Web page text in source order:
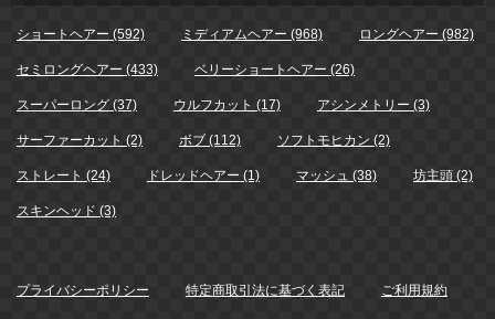
ショートヘアー (592) ミディアムヘアー (968) ロングヘアー (982)
セミロングヘアー (433) ベリーショートヘアー (26)
スーパーロング (37) ウルフカット (17) アシンメトリー (3)
サーファーカット (2) ボブ (112) ソフトモヒカン (2)
ストレート (24) ドレッドヘアー (1) マッシュ (38) 坊主頭 (2)
スキンヘッド (3)
プライバシーポリシー 特定商取引法に基づく表記 ご利用規約